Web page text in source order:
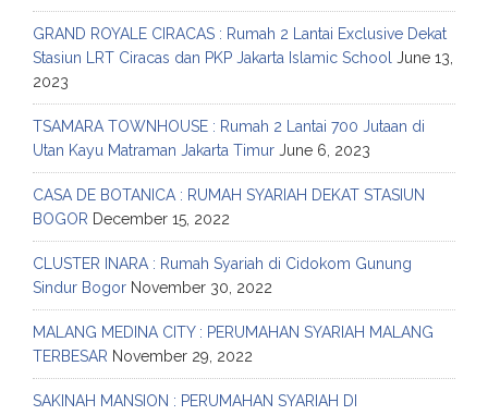
GRAND ROYALE CIRACAS : Rumah 2 Lantai Exclusive Dekat
Stasiun LRT Ciracas dan PKP Jakarta Islamic School
June 13,
2023
TSAMARA TOWNHOUSE : Rumah 2 Lantai 700 Jutaan di
Utan Kayu Matraman Jakarta Timur June 6, 2023
CASA DE BOTANICA : RUMAH SYARIAH DEKAT STASIUN
BOGOR December 15, 2022
CLUSTER INARA : Rumah Syariah di Cidokom Gunung
Sindur Bogor November 30, 2022
MALANG MEDINA CITY : PERUMAHAN SYARIAH MALANG
TERBESAR November 29, 2022
SAKINAH MANSION : PERUMAHAN SYARIAH DI